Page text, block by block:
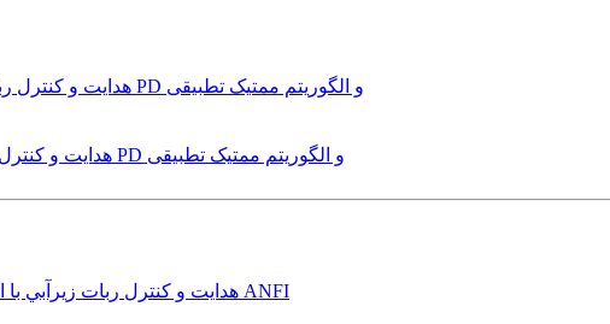
هدایت و کنترل ربات زیرآبی توسط کنترلر PD و الگوریتم ممتیک تطبیقی